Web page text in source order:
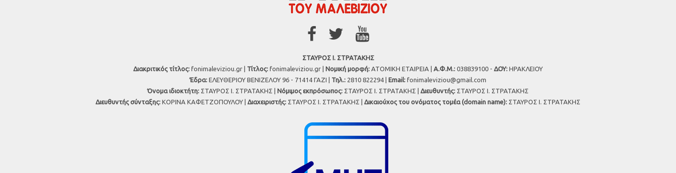
ΣΤΑΥΡΟΣ Ι. ΣΤΡΑΤΑΚΗΣ
Διακριτικός τίτλος: fonimaleviziou.gr | Τίτλος: fonimaleviziou.gr | Νομική μορφή: ΑΤΟΜΙΚΗ ΕΤΑΙΡΕΙΑ | Α.Φ.Μ.: 038839100 - ΔΟΥ: ΗΡΑΚΛΕΙΟΥ
Έδρα: ΕΛΕΥΘΕΡΙΟΥ ΒΕΝΙΖΕΛΟΥ 96 - 71414 ΓΑΖΙ | Τηλ.: 2810 822294 | Εmail: fonimaleviziou@gmail.com
Όνομα ιδιοκτήτη: ΣΤΑΥΡΟΣ Ι. ΣΤΡΑΤΑΚΗΣ | Νόμιμος εκπρόσωπος: ΣΤΑΥΡΟΣ Ι. ΣΤΡΑΤΑΚΗΣ | Διευθυντής: ΣΤΑΥΡΟΣ Ι. ΣΤΡΑΤΑΚΗΣ
Διευθυντής σύνταξης: ΚΟΡΙΝΑ ΚΑΦΕΤΖΟΠΟΥΛΟΥ | Διαχειριστής: ΣΤΑΥΡΟΣ Ι. ΣΤΡΑΤΑΚΗΣ | Δικαιούχος του ονόματος τομέα (domain name): ΣΤΑΥΡΟΣ Ι. ΣΤΡΑΤΑΚΗΣ